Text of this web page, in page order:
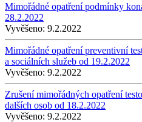
Mimořádné opatření podmínky
28.2.2022
Vyvěšeno: 9.2.2022
Mimořádné opatření preventivní
a sociálních služeb od 19.2.2022
Vyvěšeno: 9.2.2022
Zrušení mimořádných opatření
dalších osob od 18.2.2022
Vyvěšeno: 9.2.2022